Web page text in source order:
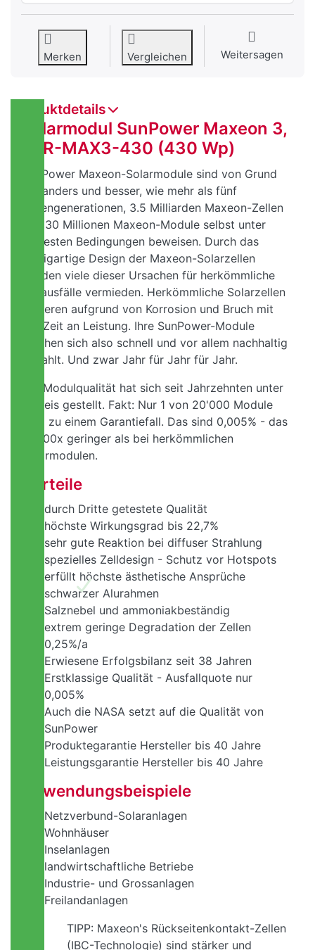
Merken Vergleichen Weitersagen
Produktdetails
Solarmodul SunPower Maxeon 3,
SPR-MAX3-430 (430 Wp)
SunPower Maxeon-Solarmodule sind von Grund
auf anders und besser, wie mehr als fünf
Zellengenerationen, 3.5 Milliarden Maxeon-Zellen
und 30 Millionen Maxeon-Module selbst unter
härtesten Bedingungen beweisen. Durch das
einzigartige Design der Maxeon-Solarzellen
werden viele dieser Ursachen für herkömmliche
Zellausfälle vermieden. Herkömmliche Solarzellen
verlieren aufgrund von Korrosion und Bruch mit
der Zeit an Leistung. Ihre SunPower-Module
machen sich also schnell und vor allem nachhaltig
bezahlt. Und zwar Jahr für Jahr für Jahr.
Die Modulqualität hat sich seit Jahrzehnten unter
Beweis gestellt. Fakt: Nur 1 von 20'000 Module
wird zu einem Garantiefall. Das sind 0,005% - das
ist 100x geringer als bei herkömmlichen
Solarmodulen.
Vorteile
durch Dritte getestete Qualität
höchste Wirkungsgrad bis 22,7%
sehr gute Reaktion bei diffuser Strahlung
spezielles Zelldesign - Schutz vor Hotspots
erfüllt höchste ästhetische Ansprüche
schwarzer Alurahmen
Salznebel und ammoniakbeständig
extrem geringe Degradation der Zellen
0,25%/a
Erwiesene Erfolgsbilanz seit 38 Jahren
Erstklassige Qualität - Ausfallquote nur
0,005%
Auch die NASA setzt auf die Qualität von
SunPower
Produktegarantie Hersteller bis 40 Jahre
Leistungsgarantie Hersteller bis 40 Jahre
Anwendungsbeispiele
Netzverbund-Solaranlagen
Wohnhäuser
Inselanlagen
landwirtschaftliche Betriebe
Industrie- und Grossanlagen
Freilandanlagen
TIPP: Maxeon's Rückseitenkontakt-Zellen
(IBC-Technologie) sind stärker und